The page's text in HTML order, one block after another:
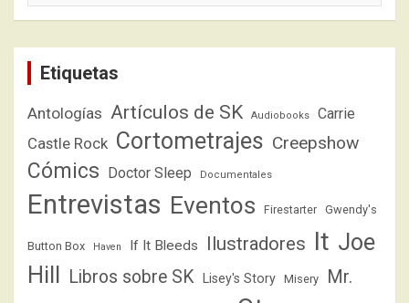
Etiquetas
Antologías Artículos de SK Audiobooks Carrie
Castle Rock Cortometrajes Creepshow
Cómics Doctor Sleep Documentales
Entrevistas Eventos Firestarter Gwendy's
Button Box Haven If It Bleeds Ilustradores It Joe
Hill
Libros sobre SK Lisey's Story Misery
Mr.